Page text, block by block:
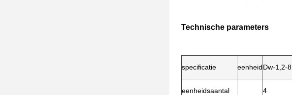
Technische parameters
specificatie eenheidDw-1,2-8
eenheidsaantal 4